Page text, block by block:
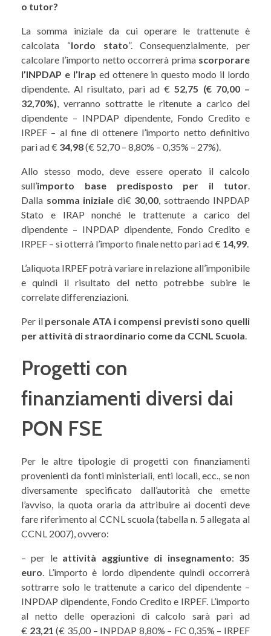
o tutor?
La somma iniziale da cui operare le trattenute è
calcolata “lordo stato”. Consequenzialmente, per
calcolare l’importo netto occorrerà prima scorporare
l’INPDAP e l’Irap ed ottenere in questo modo il lordo
dipendente. Al risultato, pari ad €52,75 (€ 70,00 –
32,70%), verranno sottratte le ritenute a carico del
dipendente – INPDAP dipendente, Fondo Credito e
IRPEF – al fine di ottenere l’importo netto definitivo
pari ad € 34,98(€ 52,70 – 8,80% – 0,35% – 27%).
Allo stesso modo, deve essere operato il calcolo
sull’importo base predisposto per il tutor.
Dalla somma iniziale di€ 30,00, sottraendo INPDAP
Stato e IRAP nonché le trattenute a carico del
dipendente – INPDAP dipendente, Fondo Credito e
IRPEF – si otterrà l’importo finale netto pari ad € 14,99.
L’aliquota IRPEF potrà variare in relazione all’imponibile
e quindi il risultato del netto potrebbe subire le
correlate differenziazioni.
Per il personale ATA i compensi previsti sono quelli
per attività di straordinario come da CCNL Scuola.
Progetti con
finanziamenti diversi dai
PON FSE
Per le altre tipologie di progetti con finanziamenti
provenienti da fonti ministeriali, enti locali, ecc., se non
diversamente specificato dall’autorità che emette
l’avviso, la quota oraria da attribuire ai docenti deve
fare riferimento al CCNL scuola (tabella n. 5 allegata al
CCNL 2007), ovvero:
– per le attività aggiuntive di insegnamento: 35
euro. L’importo è lordo dipendente quindi occorrerà
sottrarre solo le trattenute a carico del dipendente –
INPDAP dipendente, Fondo Credito e IRPEF. L’importo
al netto delle operazioni di calcolo sarà pari ad
€ 23,21 (€ 35,00 – INPDAP 8,80% – FC 0,35% – IRPEF